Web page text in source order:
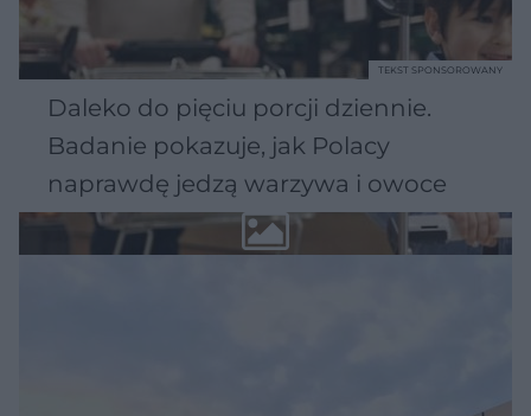
Daleko do pięciu porcji dziennie.
Badanie pokazuje, jak Polacy
naprawdę jedzą warzywa i owoce
TEKST SPONSOROWANY